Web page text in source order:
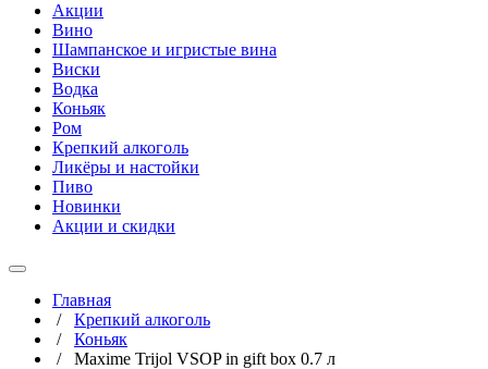
Акции
Вино
Шампанское и игристые вина
Виски
Водка
Коньяк
Ром
Крепкий алкоголь
Ликёры и настойки
Пиво
Новинки
Акции и скидки
Главная
/ Крепкий алкоголь
/ Коньяк
/ Maxime Trijol VSOP in gift box 0.7 л